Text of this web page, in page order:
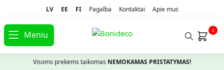
LV EE FI Pagalba Kontaktai Apie mus
Meniu 0
Visoms prekėms taikomas NEMOKAMAS PRISTATYMAS!